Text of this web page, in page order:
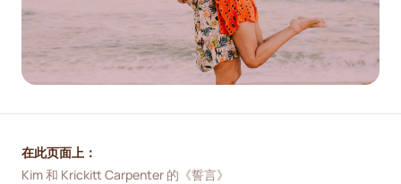
在此页面上：
Kim 和 Krickitt Carpenter 的《誓言》